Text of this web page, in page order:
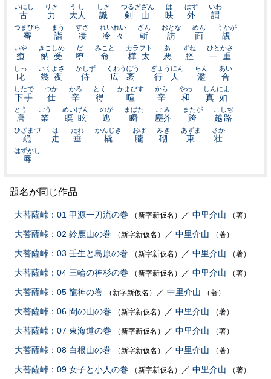
古
いにし
力
りき
大人
うし
識
しき
剣山
つるぎざん
映
は
外
はず
謂
いわ
審
つまびら
詣
まう
凄
すさ
冷々
れいれい
斬
ざん
訪
おとな
面
めん
覘
うかが
癒
いや
納受
きこしめ
堕
だ
命
みこと
樺太
カラフト
悪
あ
脛
ずね
一重
ひとかさ
叱
しっ
幾夜
いくよさ
侍
かしず
広袤
くわうぼう
行人
ぎょうにん
濫
らん
合
あい
下手
したで
仕
つか
辛
かろ
得
とく
喧
かまびす
辛
から
和
やわ
真如
しんによ
唐
とう
業
ごう
瞑眩
めいげん
逃
のが
瞬
まばた
塵芥
ごみ
跨
またが
越路
こしぢ
跪
ひざまづ
走
は
垂
たれ
橇
かんじき
朧
おぼ
砌
みぎ
東
あずま
壮
さか
辱
はずかし
題名が同じ作品
大菩薩峠：01 甲源一刀流の巻 （新字新仮名） ／ 中里介山 （著）
大菩薩峠：02 鈴鹿山の巻 （新字新仮名） ／ 中里介山 （著）
大菩薩峠：03 壬生と島原の巻 （新字新仮名） ／ 中里介山 （著）
大菩薩峠：04 三輪の神杉の巻 （新字新仮名） ／ 中里介山 （著）
大菩薩峠：05 龍神の巻 （新字新仮名） ／ 中里介山 （著）
大菩薩峠：06 間の山の巻 （新字新仮名） ／ 中里介山 （著）
大菩薩峠：07 東海道の巻 （新字新仮名） ／ 中里介山 （著）
大菩薩峠：08 白根山の巻 （新字新仮名） ／ 中里介山 （著）
大菩薩峠：09 女子と小人の巻 （新字新仮名） ／ 中里介山 （著）